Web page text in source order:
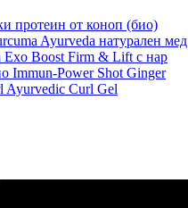
протеин от коноп (био)
Ayurveda натурален мед
Exo Boost Firm & Lift с нар
Immun-Power Shot Ginger
Ayurvedic Curl Gel